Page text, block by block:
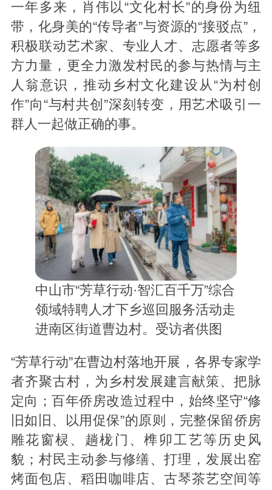
一年多来，肖伟以“文化村长”的身份为纽
带，化身美的“传导者”与资源的“接驳点”，
积极联动艺术家、专业人才、志愿者等多
方力量，更全力激发村民的参与热情与主
人翁意识，推动乡村文化建设从“为村创
作”向“与村共创”深刻转变，用艺术吸引一
群人一起做正确的事。
中山市“芳草行动·智汇百千万”综合
领域特聘人才下乡巡回服务活动走
进南区街道曹边村。受访者供图
“芳草行动”在曹边村落地开展，各界专家学
者齐聚古村，为乡村发展建言献策、把脉
定向；百年侨房改造过程中，始终坚守“修
旧如旧、以用促保”的原则，完整保留侨房
雕花窗棂、趟栊门、榫卯工艺等历史风
貌；村民主动参与修缮、打理，发展出窑
烤面包店、稻田咖啡店、古琴茶艺空间等